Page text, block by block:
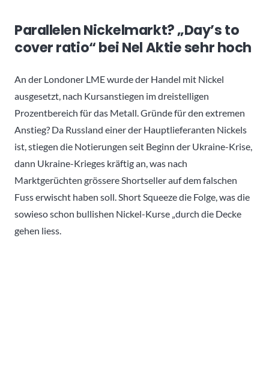
Parallelen Nickelmarkt? „Day’s to
cover ratio“ bei Nel Aktie sehr hoch
An der Londoner LME wurde der Handel mit Nickel
ausgesetzt, nach Kursanstiegen im dreistelligen
Prozentbereich für das Metall. Gründe für den extremen
Anstieg? Da Russland einer der Hauptlieferanten Nickels
ist, stiegen die Notierungen seit Beginn der Ukraine-Krise,
dann Ukraine-Krieges kräftig an, was nach
Marktgerüchten grössere Shortseller auf dem falschen
Fuss erwischt haben soll. Short Squeeze die Folge, was die
sowieso schon bullishen Nickel-Kurse „durch die Decke
gehen liess.